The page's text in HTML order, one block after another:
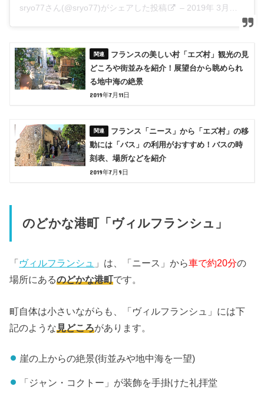
sryo77さん(@sryo77)がシェアした投稿 – 2019年 3月月23日午後6時34分PDT
フランスの美しい村「エズ村」観光の見
どころや街並みを紹介！展望台から眺められ
る地中海の絶景
2019年7月11日
フランス「ニース」から「エズ村」の移
動には「バス」の利用がおすすめ！バスの時
刻表、場所などを紹介
2019年7月9日
のどかな港町「ヴィルフランシュ」
「ヴィルフランシュ 」は、「ニース」から車で約20分の
場所にあるのどかな港町です。
町自体は小さいながらも、「ヴィルフランシュ」には下
記のような見どころがあります。
崖の上からの絶景(街並みや地中海を一望)
「ジャン・コクトー」が装飾を手掛けた礼拝堂